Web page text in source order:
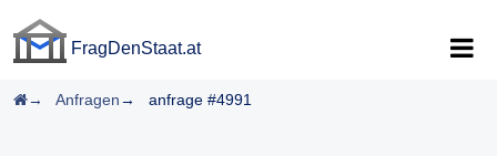
FragDenStaat.at
Startseite
Anfragen anfrage #4991